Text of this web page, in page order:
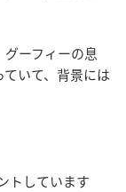
ーフィーの息
いて、背景には
トしています